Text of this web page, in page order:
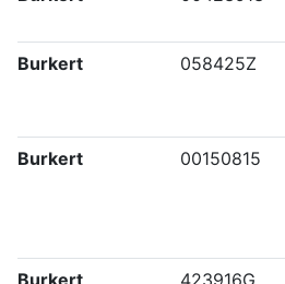
Burkert 058425Z
Burkert 00150815